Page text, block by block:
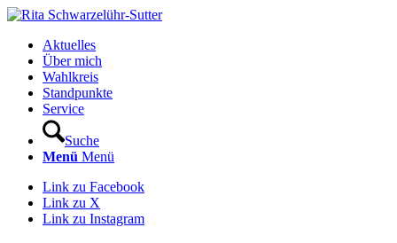
Aktuelles
Über mich
Wahlkreis
Standpunkte
Service
Suche
Menü Menü
Link zu Facebook
Link zu X
Link zu Instagram